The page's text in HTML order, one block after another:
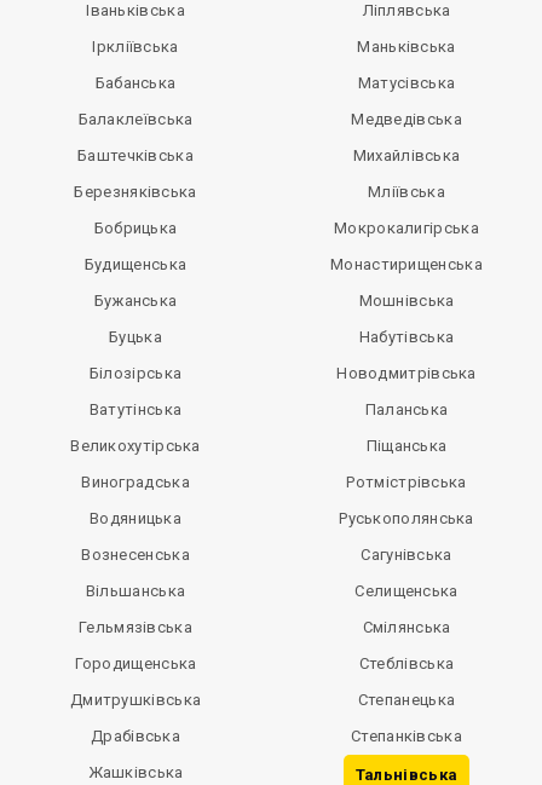
Іваньківська
Іркліївська
Бабанська
Балаклеївська
Баштечківська
Березняківська
Бобрицька
Будищенська
Бужанська
Буцька
Білозірська
Ватутінська
Великохутірська
Виноградська
Водяницька
Вознесенська
Вільшанська
Гельмязівська
Городищенська
Дмитрушківська
Драбівська
Жашківська
Ліплявська
Маньківська
Матусівська
Медведівська
Михайлівська
Мліївська
Мокрокалигірська
Монастирищенська
Мошнівська
Набутівська
Новодмитрівська
Паланська
Піщанська
Ротмістрівська
Руськополянська
Сагунівська
Селищенська
Смілянська
Стеблівська
Степанецька
Степанківська
Тальнівська